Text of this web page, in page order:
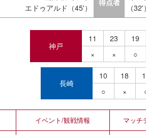
エドゥアルド（45'）
（
神戸
11
×
23
×
19
○
長崎
10
○
18
×
イベント/観戦情報 マッチ